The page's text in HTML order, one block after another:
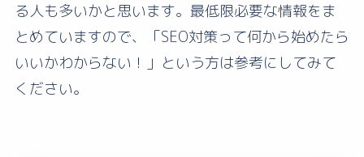
る人も多いかと思います。最低限必要な情報をま
とめていますので、「SEO対策って何から始めたら
いいかわからない！」という方は参考にしてみて
ください。